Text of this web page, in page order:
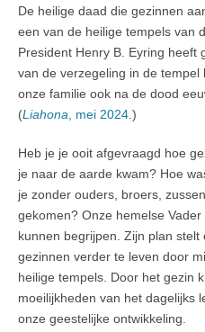
De heilige daad die gezinnen
een van de heilige tempels van
President Henry B. Eyring heeft
van de verzegeling in de
onze familie ook na de dood
(Liahona , mei 2024 .)
Heb je je ooit afgevraagd hoe
je naar de aarde kwam? Hoe
je zonder ouders, broers,
gekomen? Onze hemelse
kunnen begrijpen. Zijn plan
gezinnen verder te leven door
heilige tempels. Door het gezin
moeilijkheden van het dagelijks
onze geestelijke ontwikkeling.